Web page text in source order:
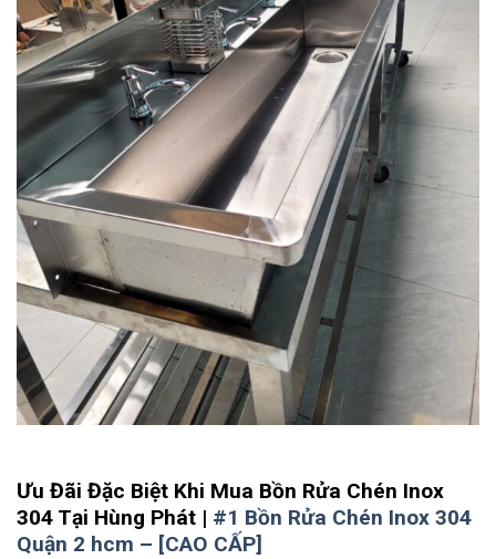
Ưu Đãi Đặc Biệt Khi Mua Bồn Rửa Chén Inox
304 Tại Hùng Phát | #1 Bồn Rửa Chén Inox 304
Quận 2 hcm – [CAO CẤP]